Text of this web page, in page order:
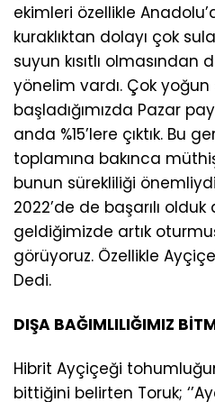
ekimleri özellikle
kuraklıktan dolayı çok
suyun kısıtlı olmasından
yönelim vardı. Çok yoğun
başladığımızda Pazar
anda %15’lere çıktık. Bu
toplamına bakınca
bunun sürekliliği
2022’de de başarılı
geldiğimizde artık
görüyoruz. Özellikle
Dedi.
DIŞA BAĞIMLILIĞIMIZ
Hibrit Ayçiçeği
bittiğini belirten Toruk;